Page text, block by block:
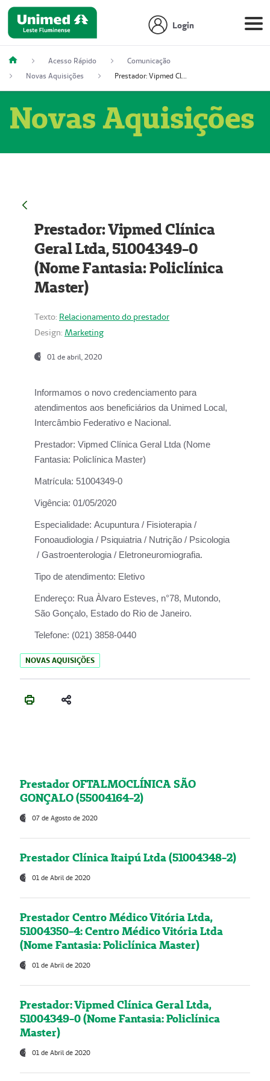
Login
Acesso Rápido
Comunicação
Novas Aquisições
Prestador: Vipmed Clínica Geral Ltda, 51004349-0 (Nome Fantasia: Policlínica Master)
Novas Aquisições
Prestador: Vipmed Clínica
Geral Ltda, 51004349-0
(Nome Fantasia: Policlínica
Master)
Texto: Relacionamento do prestador
Design: Marketing
01 de abril, 2020
Informamos o novo credenciamento para
atendimentos aos beneficiários da Unimed Local,
Intercâmbio Federativo e Nacional.
Prestador: Vipmed Clínica Geral Ltda (Nome
Fantasia: Policlínica Master)
Matrícula: 51004349-0
Vigência: 01/05/2020
Especialidade: Acupuntura / Fisioterapia /
Fonoaudiologia / Psiquiatria / Nutrição / Psicologia
/ Gastroenterologia / Eletroneuromiografia.
Tipo de atendimento: Eletivo
Endereço: Rua Àlvaro Esteves, n°78, Mutondo,
São Gonçalo, Estado do Rio de Janeiro.
Telefone: (021) 3858-0440
NOVAS AQUISIÇÕES
Prestador OFTALMOCLÍNICA SÃO
GONÇALO (55004164-2)
07 de Agosto de 2020
Prestador Clínica Itaipú Ltda (51004348-2)
01 de Abril de 2020
Prestador Centro Médico Vitória Ltda,
51004350-4: Centro Médico Vitória Ltda
(Nome Fantasia: Policlínica Master)
01 de Abril de 2020
Prestador: Vipmed Clínica Geral Ltda,
51004349-0 (Nome Fantasia: Policlínica
Master)
01 de Abril de 2020